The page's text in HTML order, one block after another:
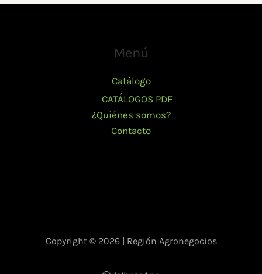
Menú
Catálogo
CATÁLOGOS PDF
¿Quiénes somos?
Contacto
Copyright © 2026 | Región Agronegocios